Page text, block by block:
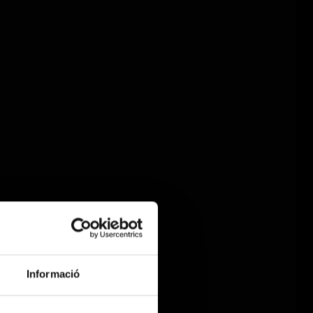
Informació